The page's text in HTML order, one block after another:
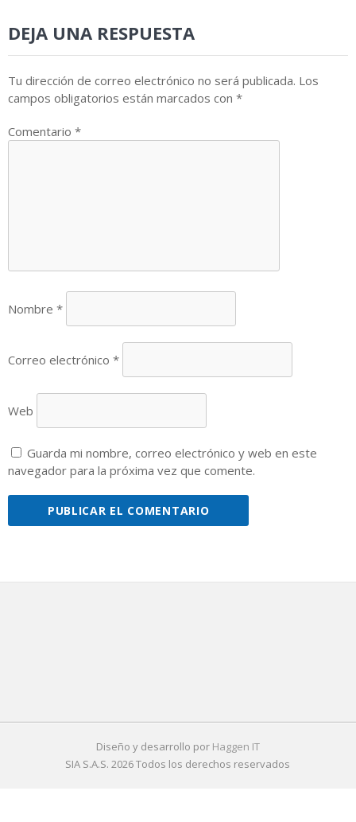
DEJA UNA RESPUESTA
Tu dirección de correo electrónico no será publicada. Los
campos obligatorios están marcados con *
Comentario *
Nombre *
Correo electrónico *
Web
Guarda mi nombre, correo electrónico y web en este
navegador para la próxima vez que comente.
Diseño y desarrollo por Haggen IT
SIA S.A.S. 2026 Todos los derechos reservados